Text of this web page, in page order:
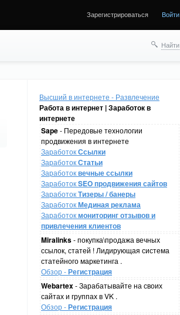
Зарегистрироваться Войти
Найти
Высший в интернете - Развлечение
Работа в интернет | Заработок в
интернете
Sape- Передовые технологии
продвижения в интернете
ЗаработокСсылки
ЗаработокСтатьи
Заработоквечные ссылки
ЗаработокSEO продвижения сайтов
ЗаработокТизеры / банеры
ЗаработокМединая реклама
Заработокмониторинг отзывов и
привлечения клиентов
Miralinks- покупка\продажа вечных
ссылок, статей ! Лидирующая система
статейного маркетинга .
Обзор -Регистрация
Webartex- Зарабатывайте на своих
сайтах и группах в VK .
Обзор -Регистрация